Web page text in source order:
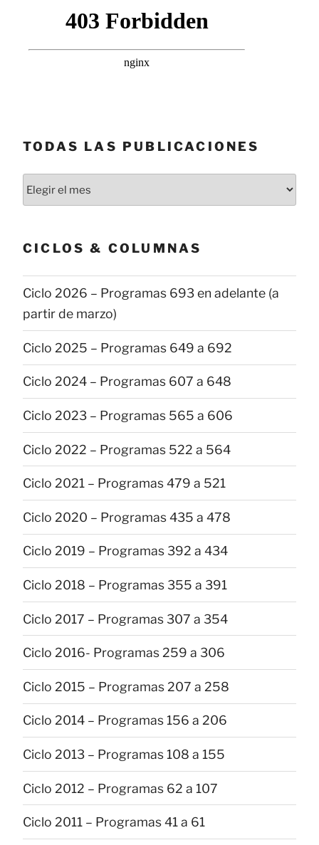
TODAS LAS PUBLICACIONES
Todas
las
CICLOS & COLUMNAS
Ciclo 2026 – Programas 693 en adelante (a
partir de marzo)
Ciclo 2025 – Programas 649 a 692
Ciclo 2024 – Programas 607 a 648
Ciclo 2023 – Programas 565 a 606
Ciclo 2022 – Programas 522 a 564
Ciclo 2021 – Programas 479 a 521
Ciclo 2020 – Programas 435 a 478
Ciclo 2019 – Programas 392 a 434
Ciclo 2018 – Programas 355 a 391
Ciclo 2017 – Programas 307 a 354
Ciclo 2016- Programas 259 a 306
Ciclo 2015 – Programas 207 a 258
Ciclo 2014 – Programas 156 a 206
Ciclo 2013 – Programas 108 a 155
Ciclo 2012 – Programas 62 a 107
Ciclo 2011 – Programas 41 a 61